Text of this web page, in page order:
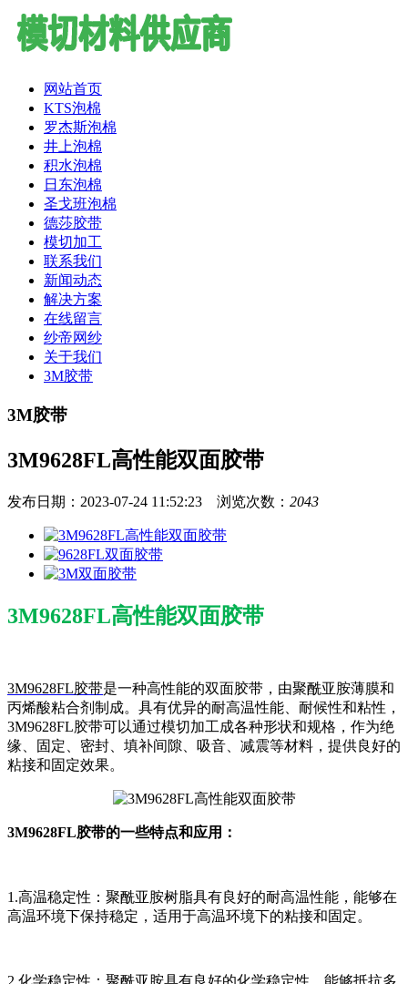
网站首页
KTS泡棉
罗杰斯泡棉
井上泡棉
积水泡棉
日东泡棉
圣戈班泡棉
德莎胶带
模切加工
联系我们
新闻动态
解决方案
在线留言
纱帝网纱
关于我们
3M胶带
3M胶带
3M9628FL高性能双面胶带
发布日期：2023-07-24 11:52:23 浏览次数： 2043
3M9628FL高性能双面胶带
3M9628FL胶带是一种高性能的双面胶带，由聚酰亚胺薄膜和
丙烯酸粘合剂制成。具有优异的耐高温性能、耐候性和粘性，
3M9628FL胶带可以通过模切加工成各种形状和规格，作为绝
缘、固定、密封、填补间隙、吸音、减震等材料，提供良好的
粘接和固定效果。
3M9628FL胶带的一些特点和应用：
1.高温稳定性：聚酰亚胺树脂具有良好的耐高温性能，能够在
高温环境下保持稳定，适用于高温环境下的粘接和固定。